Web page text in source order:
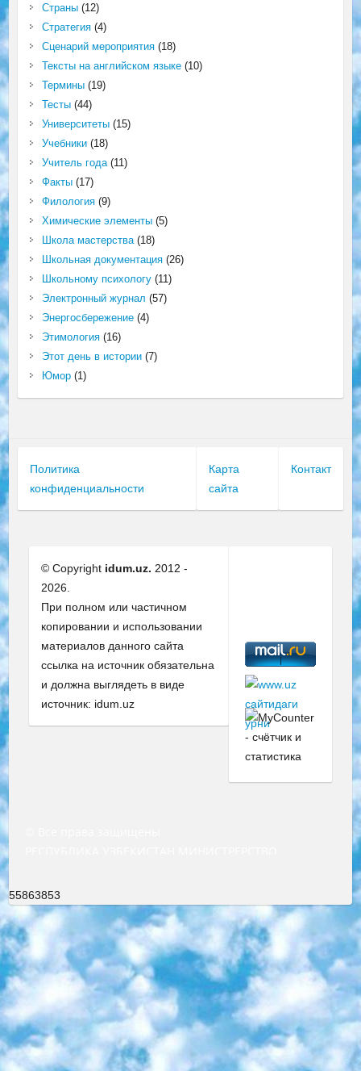
Страны(12)
Стратегия(4)
Сценарий мероприятия(18)
Тексты на английском языке(10)
Термины(19)
Тесты(44)
Университеты(15)
Учебники(18)
Учитель года(11)
Факты(17)
Филология(9)
Химические элементы(5)
Школа мастерства(18)
Школьная документация(26)
Школьному психологу(11)
Электронный журнал (57)
Энергосбережение(4)
Этимология(16)
Этот день в истории(7)
Юмор(1)
Политика
конфиденциальности
Карта
сайта
Контакт
© Copyright idum.uz. 2012 -
2026.
При полном или частичном
копировании и использовании
материалов данного сайта
ссылка на источник обязательна
и должна выглядеть в виде
источник: idum.uz
55863853